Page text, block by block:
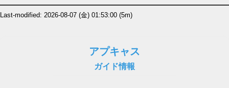
Last-modified: 2026-08-07 (金) 01:53:00 (5m)
アプキャス
ガイド情報